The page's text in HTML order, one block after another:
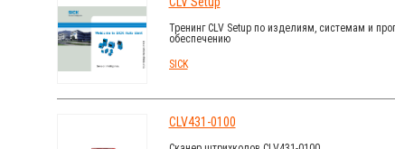
Тренинг CLV Setup по изделиям, системам и
обеспечению
SICK
CLV431-0100